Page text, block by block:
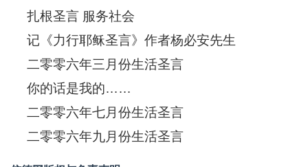
扎根圣言 服务社会
记《力行耶稣圣言》作者杨必安先生
二零零六年三月份生活圣言
你的话是我的……
二零零六年七月份生活圣言
二零零六年九月份生活圣言